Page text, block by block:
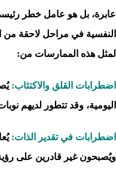
عابرة، بل هو عامل خطر
النفسية في مراحل لاحقة من
لمثل هذه الممارسات من:
اضطرابات القلق والاكتئاب:
اليومية، وقد تتطور لديهم
اضطرابات في تقدير الذات:
ويُصبحون غير قادرين على